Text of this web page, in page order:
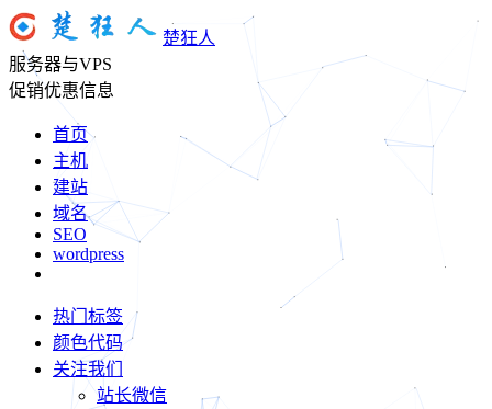
楚狂人
服务器与VPS
促销优惠信息
首页
主机
建站
域名
SEO
wordpress
热门标签
颜色代码
关注我们
站长微信